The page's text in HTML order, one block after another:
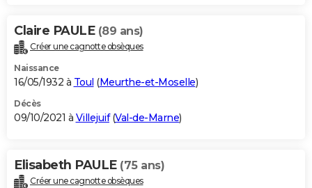
Claire PAULE (89 ans)
Créer une cagnotte obsèques
Naissance
16/05/1932 à Toul (Meurthe-et-Moselle)
Décès
09/10/2021 à Villejuif(Val-de-Marne)
Elisabeth PAULE (75 ans)
Créer une cagnotte obsèques